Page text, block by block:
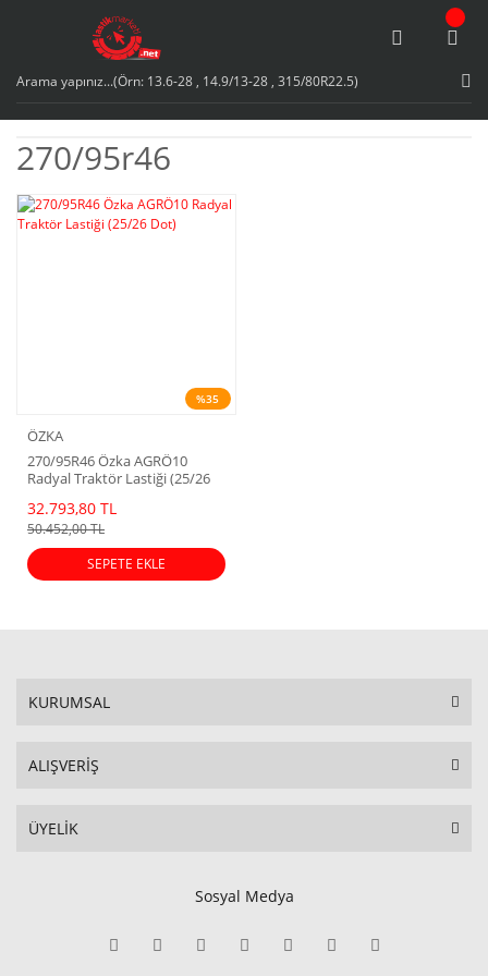
270/95r46
%35
ÖZKA
270/95R46 Özka AGRÖ10
Radyal Traktör Lastiği (25/26
32.793,80 TL
50.452,00 TL
SEPETE EKLE
KURUMSAL
ALIŞVERİŞ
ÜYELİK
Sosyal Medya